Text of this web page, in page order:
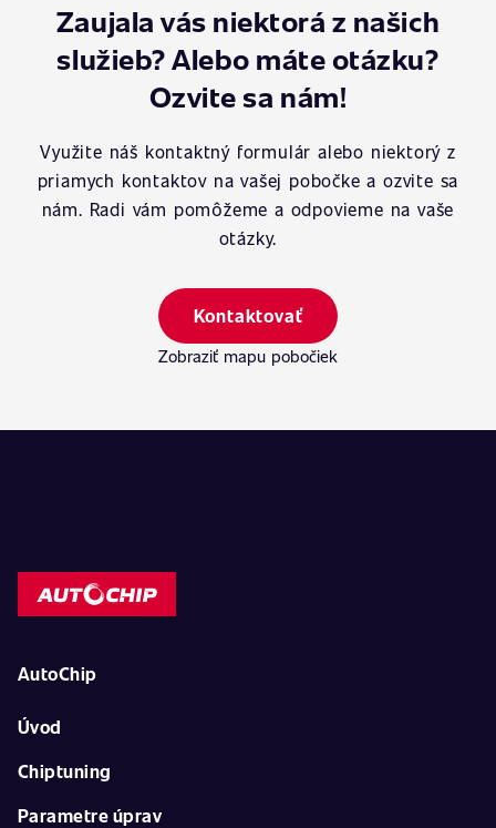
Zaujala vás niektorá z našich
služieb? Alebo máte otázku?
Ozvite sa nám!
Využite náš kontaktný formulár alebo niektorý z
priamych kontaktov na vašej pobočke a ozvite sa
nám. Radi vám pomôžeme a odpovieme na vaše
otázky.
Kontaktovať
Zobraziť mapu pobočiek
AutoChip
Úvod
Chiptuning
Parametre úprav